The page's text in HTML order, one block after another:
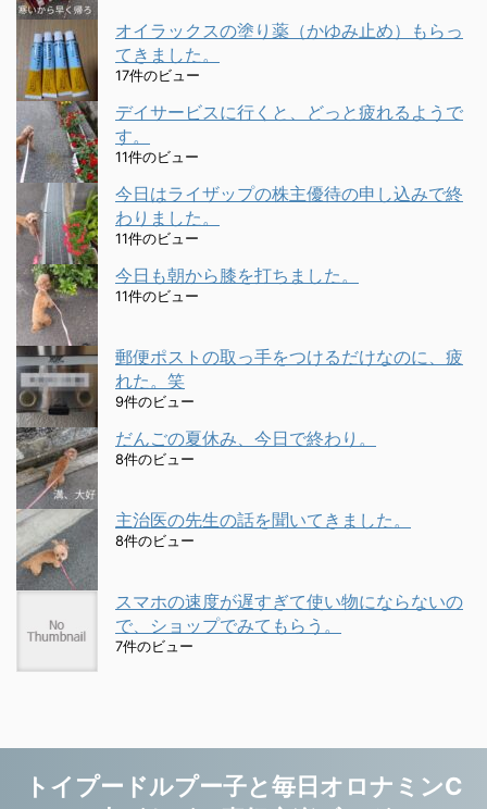
オイラックスの塗り薬（かゆみ止め）もらっ
てきました。
17件のビュー
デイサービスに行くと、どっと疲れるようで
す。
11件のビュー
今日はライザップの株主優待の申し込みで終
わりました。
11件のビュー
今日も朝から膝を打ちました。
11件のビュー
郵便ポストの取っ手をつけるだけなのに、疲
れた。笑
9件のビュー
だんごの夏休み、今日で終わり。
8件のビュー
主治医の先生の話を聞いてきました。
8件のビュー
スマホの速度が遅すぎて使い物にならないの
で、ショップでみてもらう。
7件のビュー
トイプードルプー子と毎日オロナミンC